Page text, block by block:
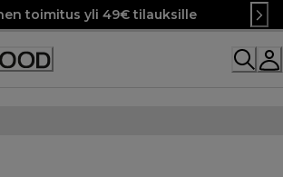
toimitus yli 49€ tilauksille